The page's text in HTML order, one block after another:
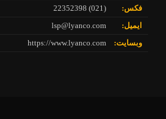
فکس:
(021) 22352398
ایمیل:
lsp@lyanco.com
وبسایت:
https://www.lyanco.com